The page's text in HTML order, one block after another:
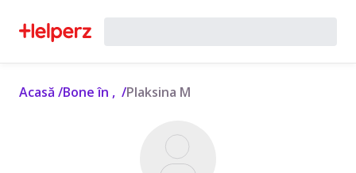
Acasă /Bone în , /Plaksina M